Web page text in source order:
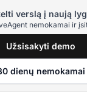
verslą į naują
nemokamai ir
Užsisakyti demo
dienų nemokamai